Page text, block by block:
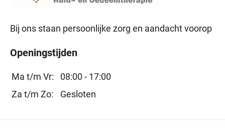
Bij ons staan persoonlijke zorg en aandacht voorop
Openingstijden
Ma t/m Vr:
08:00 - 17:00
Za t/m Zo:
Gesloten